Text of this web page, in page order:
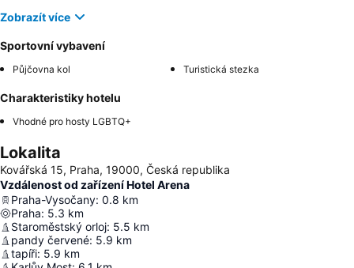
Zobrazít více
Sportovní vybavení
Půjčovna kol Turistická stezka
Charakteristiky hotelu
Vhodné pro hosty LGBTQ+
Lokalita
Kovářská 15, Praha, 19000, Česká republika
Vzdálenost od zařízení Hotel Arena
Praha-Vysočany: 0.8 km
Praha: 5.3 km
Staroměstský orloj: 5.5 km
pandy červené: 5.9 km
tapíři: 5.9 km